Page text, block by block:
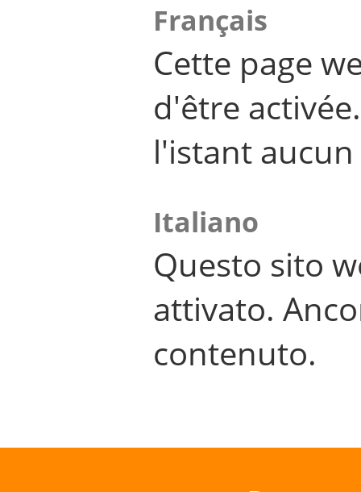
Français
Cette page
d'être
l'istant
Italiano
Questo sito
attivato.
contenuto.